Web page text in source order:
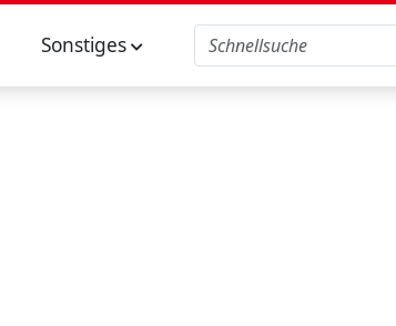
Sonstiges